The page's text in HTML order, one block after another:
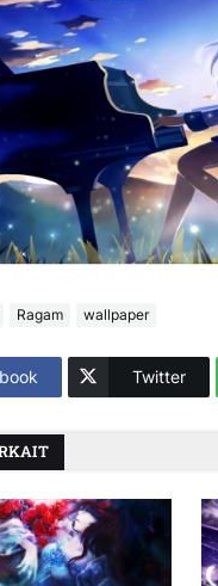
Ragam wallpaper
Twitter